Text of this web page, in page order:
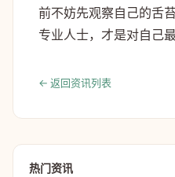
前不妨先观察自己的舌
专业人士，才是对自己
← 返回资讯列表
热门资讯